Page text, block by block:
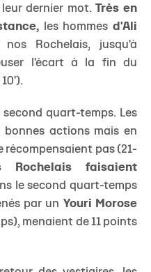
dernier mot.
Très en
les hommesd'Ali
Rochelais, jusqu'à
l'écart à la fin du
second quart-temps. Les
bonnes actions mais en
récompensaient pas (21-
Rochelais faisaient
le second quart-temps
par un Youri Morose
menaient de 11 points